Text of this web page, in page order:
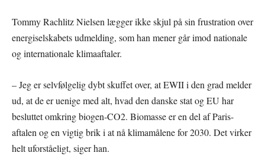
Tommy Rachlitz Nielsen lægger ikke skjul på sin frustration over
energiselskabets udmelding, som han mener går imod nationale
og internationale klimaaftaler.
– Jeg er selvfølgelig dybt skuffet over, at EWII i den grad melder
ud, at de er uenige med alt, hvad den danske stat og EU har
besluttet omkring biogen-CO2. Biomasse er en del af Paris-
aftalen og en vigtig brik i at nå klimamålene for 2030. Det virker
helt uforståeligt, siger han.